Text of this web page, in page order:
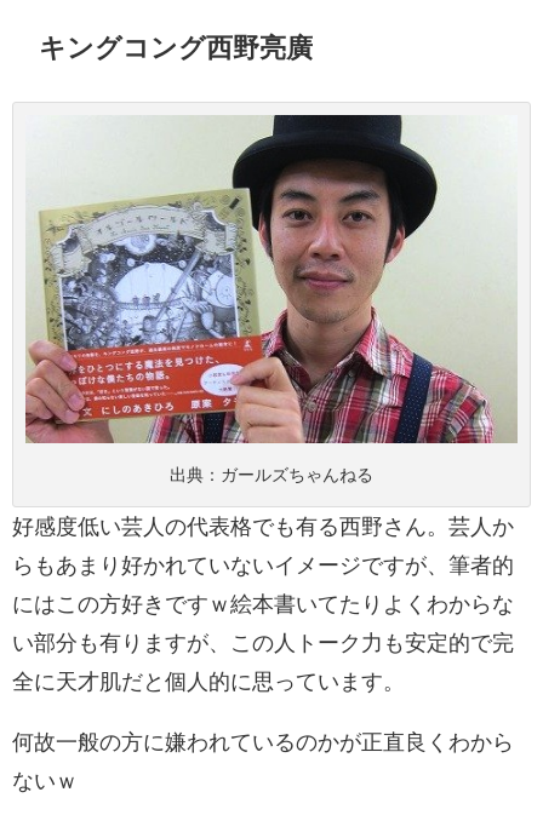
キングコング西野亮廣
出典： ガールズちゃんねる
好感度低い芸人の代表格でも有る西野さん。芸人か
らもあまり好かれていないイメージですが、筆者的
にはこの方好きですｗ絵本書いてたりよくわからな
い部分も有りますが、この人トーク力も安定的で完
全に天才肌だと個人的に思っています。
何故一般の方に嫌われているのかが正直良くわから
ないｗ